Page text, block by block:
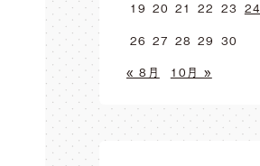
19 20 21 22 23 24
26 27 28 29 30
« 8月
10月 »